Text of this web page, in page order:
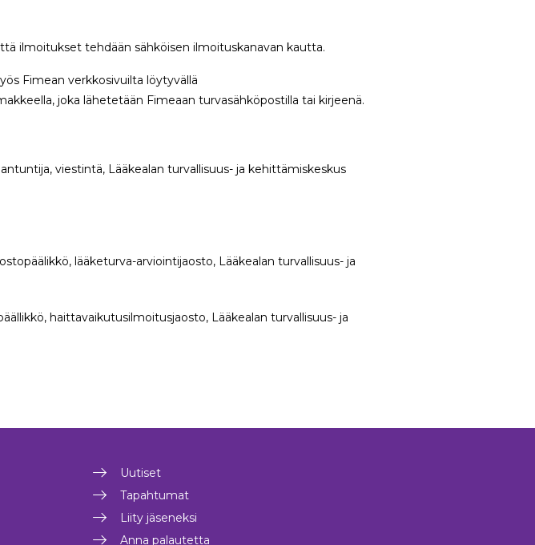
ilmoitukset tehdään sähköisen ilmoituskanavan kautta.
Fimean verkkosivuilta löytyvällä
joka lähetetään Fimeaan turvasähköpostilla tai kirjeenä.
viestintä, Lääkealan turvallisuus- ja kehittämiskeskus
lääketurva-arviointijaosto, Lääkealan turvallisuus- ja
haittavaikutusilmoitusjaosto, Lääkealan turvallisuus- ja
Uutiset
Tapahtumat
Liity jäseneksi
Anna palautetta